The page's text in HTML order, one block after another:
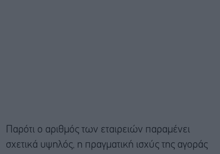
Παρότι ο αριθμός των εταιρειών παραμένει
σχετικά υψηλός, η πραγματική ισχύς της αγοράς